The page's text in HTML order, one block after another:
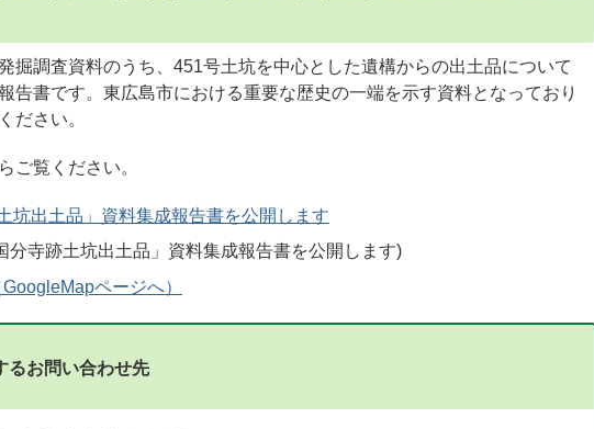
掘調査資料のうち、451号土坑を中心とした遺構からの出土品について
告書です。東広島市における重要な歴史の一端を示す資料となっており
ださい。
ご覧ください。
坑出土品」資料集成報告書を公開します
ページへ）
るお問い合わせ先